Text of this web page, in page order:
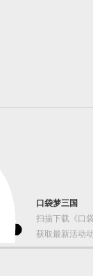
口袋梦三国
扫描下载《口
获取最新活动